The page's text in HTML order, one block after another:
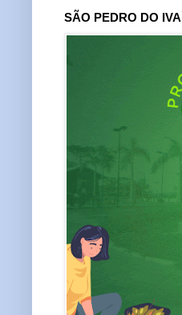
SÃO PEDRO DO IVAÍ